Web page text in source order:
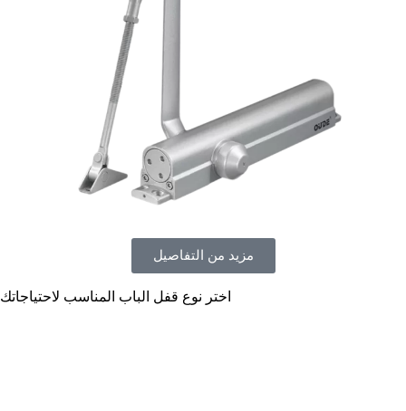
مزيد من التفاصيل
اختر نوع قفل الباب المناسب لاحتياجاتك